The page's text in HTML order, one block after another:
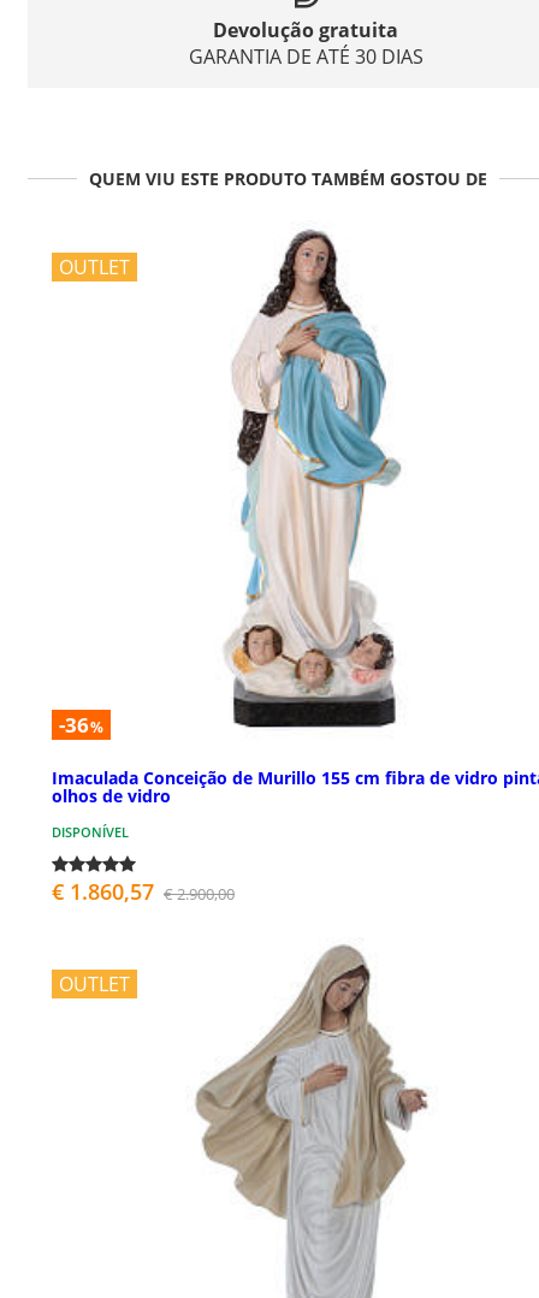
Devolução gratuita
GARANTIA DE ATÉ 30 DIAS
QUEM VIU ESTE PRODUTO TAMBÉM GOSTOU DE
OUTLET
-36%
Imaculada Conceição de Murillo 155 cm fibra de vidro
olhos de vidro
DISPONÍVEL
€ 1.860,57 € 2.900,00
OUTLET